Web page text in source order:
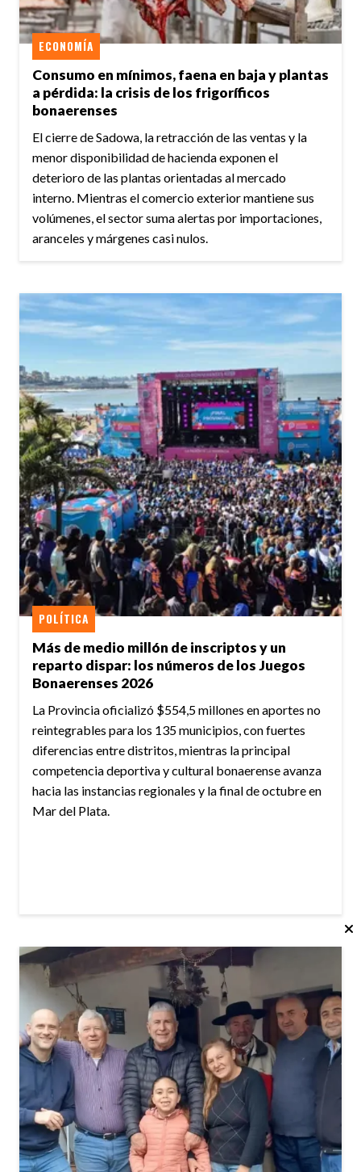
Consumo en mínimos, faena en baja y plantas
a pérdida: la crisis de los frigoríficos
bonaerenses
ECONOMÍA
El cierre de Sadowa, la retracción de las ventas y la
menor disponibilidad de hacienda exponen el
deterioro de las plantas orientadas al mercado
interno. Mientras el comercio exterior mantiene sus
volúmenes, el sector suma alertas por importaciones,
aranceles y márgenes casi nulos.
Más de medio millón de inscriptos y un
reparto dispar: los números de los Juegos
Bonaerenses 2026
POLÍTICA
La Provincia oficializó $554,5 millones en aportes no
reintegrables para los 135 municipios, con fuertes
diferencias entre distritos, mientras la principal
competencia deportiva y cultural bonaerense avanza
hacia las instancias regionales y la final de octubre en
Mar del Plata.